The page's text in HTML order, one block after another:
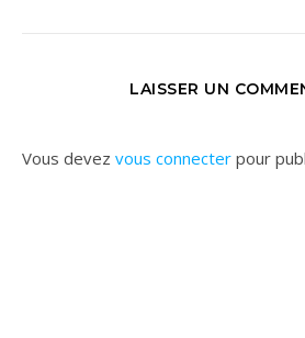
LAISSER UN
Vous devez vous connecter pour